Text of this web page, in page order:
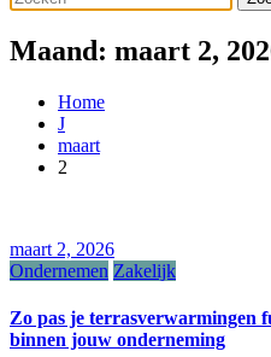
Maand: maart 2,
Home
J
maart
2
maart 2, 2026
Ondernemen Zakelijk
Zo pas je terrasverwarmingen
binnen jouw onderneming